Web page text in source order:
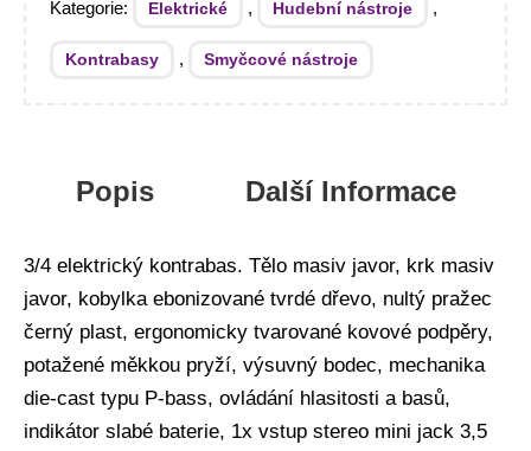
Kategorie: Elektrické , Hudební nástroje ,
Kontrabasy , Smyčcové nástroje
Popis Další Informace
3/4 elektrický kontrabas. Tělo masiv javor, krk masiv
javor, kobylka ebonizované tvrdé dřevo, nultý pražec
černý plast, ergonomicky tvarované kovové podpěry,
potažené měkkou pryží, výsuvný bodec, mechanika
die-cast typu P-bass, ovládání hlasitosti a basů,
indikátor slabé baterie, 1x vstup stereo mini jack 3,5